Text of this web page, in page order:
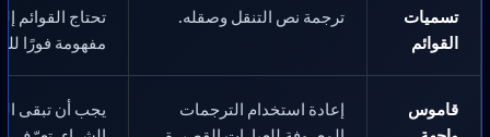
تسميات
القوائم
ترجمة نص التنقل وصقله.
تحتاج القوائم
مفهومة فورًا
قاموس
إعادة استخدام الترجمات
يجب أن تبقى